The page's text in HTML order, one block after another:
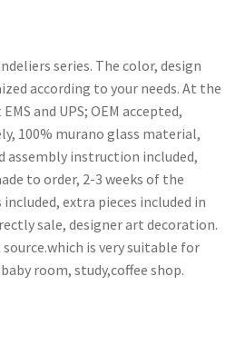
series. The color, design
according to your needs. At the
and UPS; OEM accepted,
100% murano glass material,
assembly instruction included,
to order, 2-3 weeks of the
extra pieces included in
sale, designer art decoration.
is very suitable for
room, study,coffee shop.